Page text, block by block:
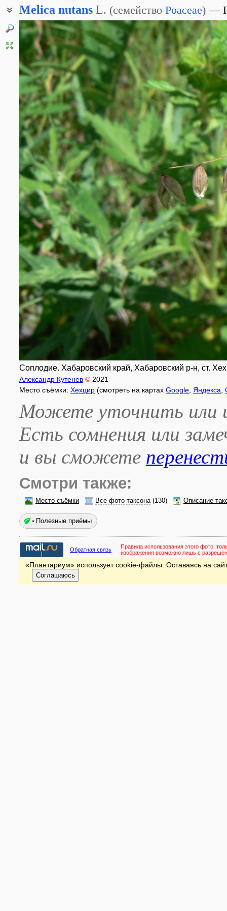
Melica nutans L. (семейство Poaceae)
Перловник пониклый
Перловник поникший
Соплодие. Хабаровский край, Хабаровский р-н, ст.
Александр Кутенев © 2021
Место съёмки: Хехцир (смотреть на картах Google Яндекса
Можете уточнить или
Есть сомнения или
и вы сможете
Смотри также:
Место съёмки Все фото таксона(130) Описание
Полезные приёмы
Обратная связь Правила использования этого фото:
изображения возможно лишь с
«Плантариум» использует cookie-файлы. Оставаясь на
Соглашаюсь